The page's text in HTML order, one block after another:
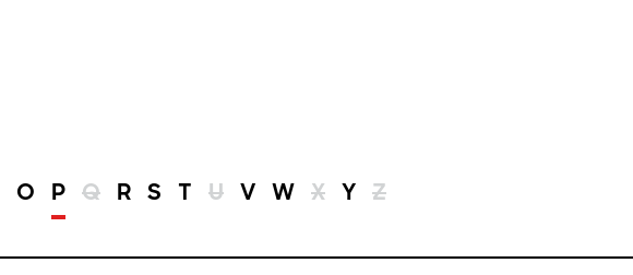
O P Q R S T U V W X Y Z